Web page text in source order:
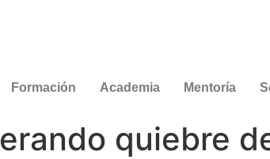
Formación Academia Mentoría
quiebre